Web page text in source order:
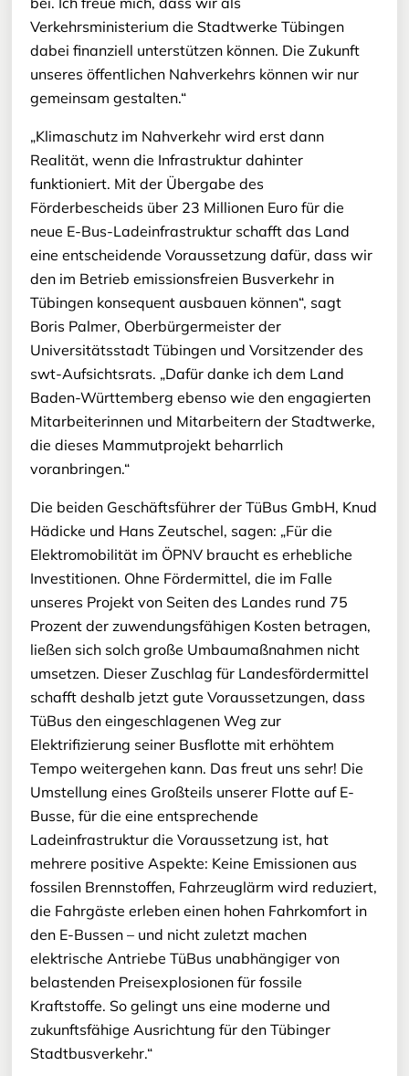
Verkehrsministerium die Stadtwerke Tübingen
dabei finanziell unterstützen können. Die Zukunft
unseres öffentlichen Nahverkehrs können wir nur
gemeinsam gestalten.“
„Klimaschutz im Nahverkehr wird erst dann
Realität, wenn die Infrastruktur dahinter
funktioniert. Mit der Übergabe des
Förderbescheids über 23 Millionen Euro für die
neue E-Bus-Ladeinfrastruktur schafft das Land
eine entscheidende Voraussetzung dafür, dass wir
den im Betrieb emissionsfreien Busverkehr in
Tübingen konsequent ausbauen können“, sagt
Boris Palmer, Oberbürgermeister der
Universitätsstadt Tübingen und Vorsitzender des
swt-Aufsichtsrats. „Dafür danke ich dem Land
Baden-Württemberg ebenso wie den engagierten
Mitarbeiterinnen und Mitarbeitern der Stadtwerke,
die dieses Mammutprojekt beharrlich
voranbringen.“
Die beiden Geschäftsführer der TüBus GmbH, Knud
Hädicke und Hans Zeutschel, sagen: „Für die
Elektromobilität im ÖPNV braucht es erhebliche
Investitionen. Ohne Fördermittel, die im Falle
unseres Projekt von Seiten des Landes rund 75
Prozent der zuwendungsfähigen Kosten betragen,
ließen sich solch große Umbaumaßnahmen nicht
umsetzen. Dieser Zuschlag für Landesfördermittel
schafft deshalb jetzt gute Voraussetzungen, dass
TüBus den eingeschlagenen Weg zur
Elektrifizierung seiner Busflotte mit erhöhtem
Tempo weitergehen kann. Das freut uns sehr! Die
Umstellung eines Großteils unserer Flotte auf E-
Busse, für die eine entsprechende
Ladeinfrastruktur die Voraussetzung ist, hat
mehrere positive Aspekte: Keine Emissionen aus
fossilen Brennstoffen, Fahrzeuglärm wird reduziert,
die Fahrgäste erleben einen hohen Fahrkomfort in
den E-Bussen – und nicht zuletzt machen
elektrische Antriebe TüBus unabhängiger von
belastenden Preisexplosionen für fossile
Kraftstoffe. So gelingt uns eine moderne und
zukunftsfähige Ausrichtung für den Tübinger
Stadtbusverkehr.“